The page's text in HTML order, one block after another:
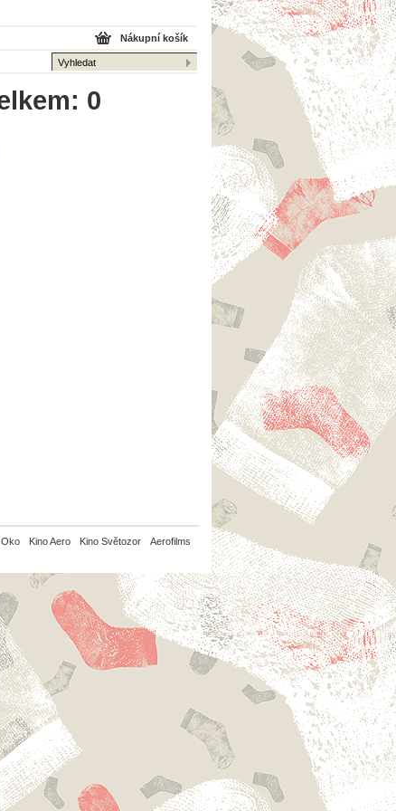
Nákupní košík
0
Oko Kino Aero Kino Světozor Aerofilms